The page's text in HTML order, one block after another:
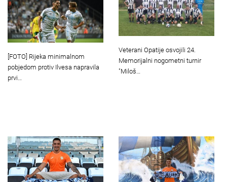
[FOTO] Rijeka minimalnom
pobjedom protiv Ilvesa napravila
prvi…
Veterani Opatije osvojili 24.
Memorijalni nogometni turnir
"Miloš…